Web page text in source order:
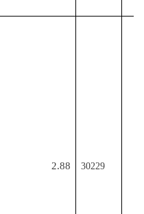
2.88 30229